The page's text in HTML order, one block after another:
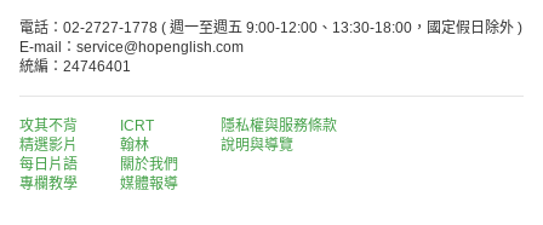
電話：02-2727-1778 ( 週一至週五 9:00-12:00、13:30-18:00，國定假日除外 )
E-mail：service@hopenglish.com
統編：24746401
攻其不背
精選影片
每日片語
專欄教學
ICRT
翰林
關於我們
媒體報導
隱私權與服務條款
說明與導覽